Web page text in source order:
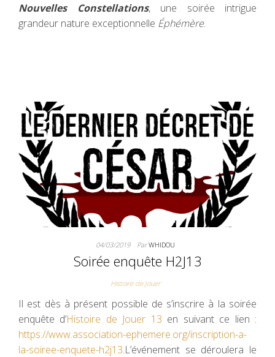
Nouvelles Constellations, une soirée intrigue
grandeur nature exceptionnelle Éphémère.
04/03/2019 ParWHIDOU
Soirée enquête H2J13
Histoire de Jouer
Il est dès à présent possible de s’inscrire à la soirée
enquête d’Histoire de Jouer 13 en suivant ce lien :
https://www.association-ephemere.org/inscription-a-
la-soiree-enquete-h2j13.L’événement se déroulera le